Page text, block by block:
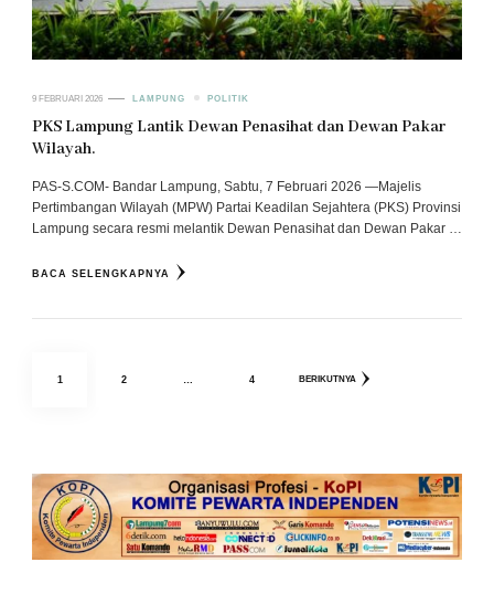
9 FEBRUARI 2026 LAMPUNG POLITIK
PKS Lampung Lantik Dewan Penasihat dan Dewan Pakar
Wilayah.
PAS-S.COM- Bandar Lampung, Sabtu, 7 Februari 2026 —Majelis
Pertimbangan Wilayah (MPW) Partai Keadilan Sejahtera (PKS) Provinsi
Lampung secara resmi melantik Dewan Penasihat dan Dewan Pakar …
BACA SELENGKAPNYA
pos
HALAMAN
1 HALAMAN
2 HALAMAN
4 BERIKUTNYA